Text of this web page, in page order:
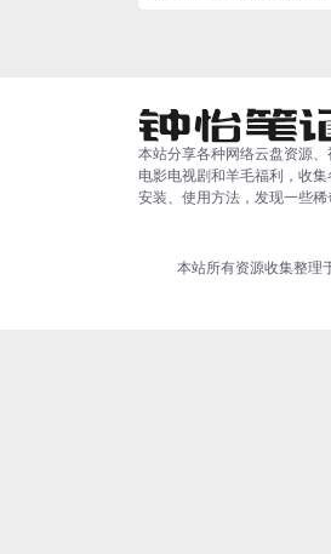
本站分享各种网络云盘资源
电影电视剧和羊毛福利，收集
安装、使用方法，发现一些稀
本站所有资源收集整理